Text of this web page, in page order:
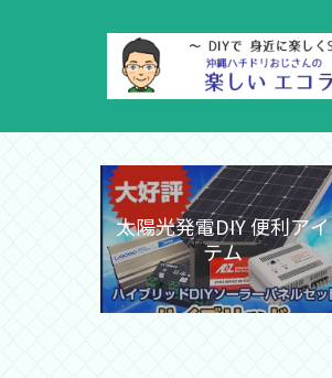
太陽光発電DIY 便利アイ
テム